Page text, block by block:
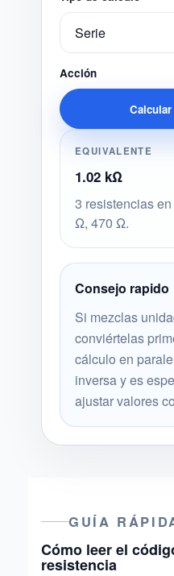
Acción
EQUIVALENTE
1.02 kΩ
3 resistencias
Ω, 470 Ω.
Consejo rapido
Si mezclas
conviértelas
cálculo en
inversa y es
ajustar valores
GUÍA
Cómo leer el
resistencia